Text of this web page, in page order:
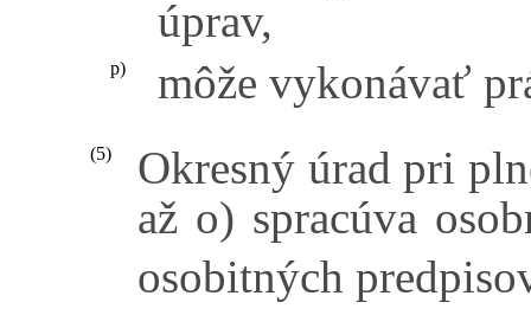
úprav,
p) môže vykonávať
(5)
Okresný úrad pri
až o) spracúva
osobitných